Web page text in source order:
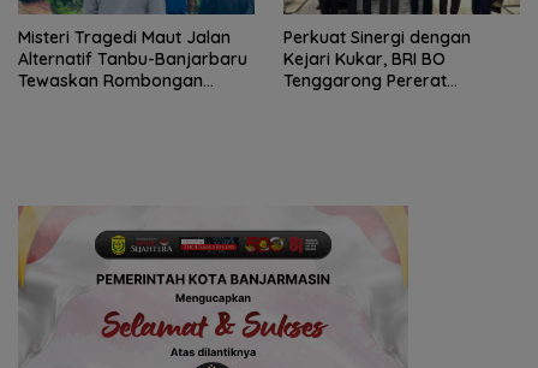
Misteri Tragedi Maut Jalan
Alternatif Tanbu-Banjarbaru
Tewaskan Rombongan
Perkuat Sinergi dengan
Kejari Kukar, BRI BO
Tenggarong Pererat